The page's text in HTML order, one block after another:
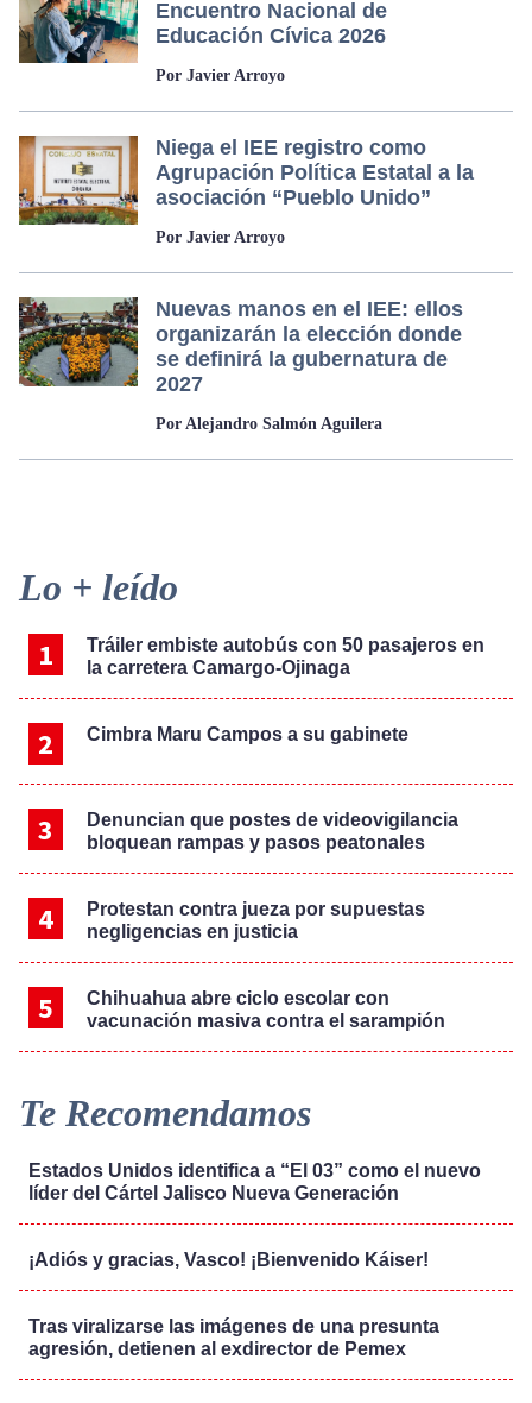
Encuentro Nacional de
Educación Cívica 2026
Por Javier Arroyo
Niega el IEE registro como
Agrupación Política Estatal a la
asociación “Pueblo Unido”
Por Javier Arroyo
Nuevas manos en el IEE: ellos
organizarán la elección donde
se definirá la gubernatura de
2027
Por Alejandro Salmón Aguilera
Primary
Sidebar
Lo + leído
Tráiler embiste autobús con 50 pasajeros en
la carretera Camargo-Ojinaga
Cimbra Maru Campos a su gabinete
Denuncian que postes de videovigilancia
bloquean rampas y pasos peatonales
Protestan contra jueza por supuestas
negligencias en justicia
Chihuahua abre ciclo escolar con
vacunación masiva contra el sarampión
Te Recomendamos
Estados Unidos identifica a “El 03” como el nuevo
líder del Cártel Jalisco Nueva Generación
¡Adiós y gracias, Vasco! ¡Bienvenido Káiser!
Tras viralizarse las imágenes de una presunta
agresión, detienen al exdirector de Pemex